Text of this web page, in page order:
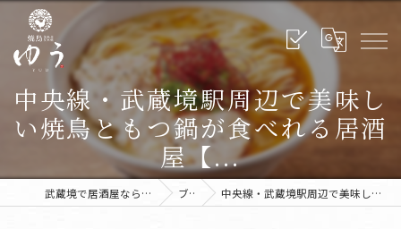
中央線・武蔵境駅周辺で美味し
い焼鳥ともつ鍋が食べれる居酒
屋【...
武蔵境で居酒屋なら炭火焼鳥ゆう 武蔵境本店 ブログ 中央線・武蔵境駅周辺で美味しい焼鳥ともつ鍋が食べれる居酒屋【...